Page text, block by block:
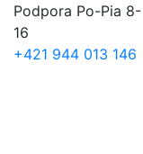
Podpora Po-Pia 8-
16
+421 944 013 146